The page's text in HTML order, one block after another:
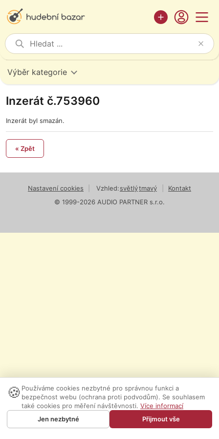
Výběr kategorie
Inzerát č.753960
Inzerát byl smazán.
« Zpět
Nastavení cookies Vzhled:světlýtmavý
Kontakt
© 1999-2026 AUDIO PARTNER s.r.o.
🍪 Používáme cookies nezbytné pro správnou funkci a
bezpečnost webu (ochrana proti podvodům). Se souhlasem
také cookies pro měření návštěvnosti. Více informací
Jen nezbytné
Přijmout vše